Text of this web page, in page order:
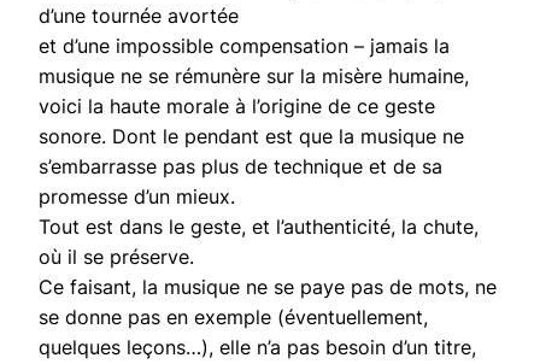
d’une tournée avortée
et d’une impossible compensation – jamais la
musique ne se rémunère sur la misère humaine,
voici la haute morale à l’origine de ce geste
sonore. Dont le pendant est que la musique ne
s’embarrasse pas plus de technique et de sa
promesse d’un mieux.
Tout est dans le geste, et l’authenticité, la chute,
où il se préserve.
Ce faisant, la musique ne se paye pas de mots, ne
se donne pas en exemple (éventuellement,
quelques leçons…), elle n’a pas besoin d’un titre,